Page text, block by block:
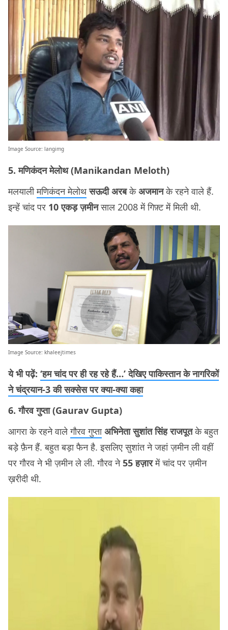
Image Source: langimg
5. मणिकंदन मेलोथ (Manikandan Meloth)
मलयालीमणिकंदन मेलोथ सऊदी अरबकेअजमानके रहने वाले हैं.
इन्हें चांद पर 10 एकड़ ज़मीनसाल 2008 में गिफ़्ट में मिली थी.
Image Source: khaleejtimes
ये भी पढ़ें: ‘हम चांद पर ही रह रहे हैं…’ देखिए पाकिस्तान के नागरिकों
ने चंद्रयान-3 की सक्सेस पर क्या-क्या कहा
6. गौरव गुप्ता (Gaurav Gupta)
आगरा के रहने वालेगौरव गुप्ता अभिनेता सुशांत सिंह राजपूतके बहुत
बड़े फ़ैन हैं. बहुत बड़ा फैन है. इसलिए सुशांत ने जहां ज़मीन ली वहीं
पर गौरव ने भी ज़मीन ले ली. गौरव ने 55 हज़ारमें चांद पर ज़मीन
ख़रीदी थी.